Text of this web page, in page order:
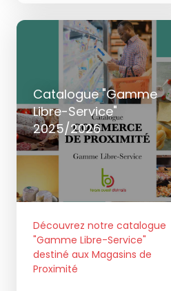
Catalogue "Gamme
Libre-Service"
2025/2026
Découvrez notre catalogue
"Gamme Libre-Service"
destiné aux Magasins de
Proximité